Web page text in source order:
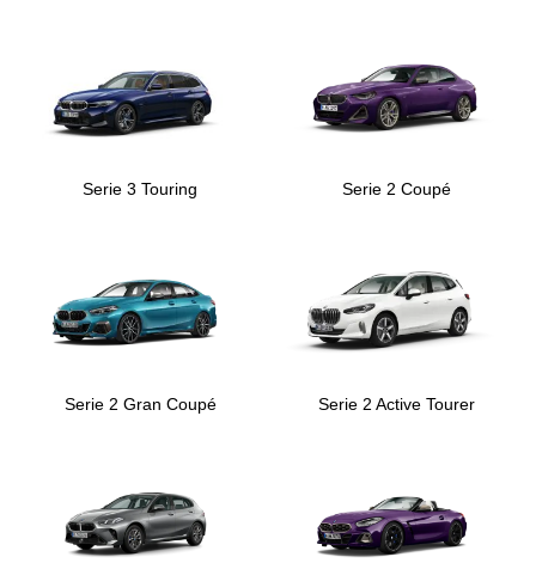
Serie 3 Touring Serie 2 Coupé
Serie 2 Gran Coupé Serie 2 Active Tourer